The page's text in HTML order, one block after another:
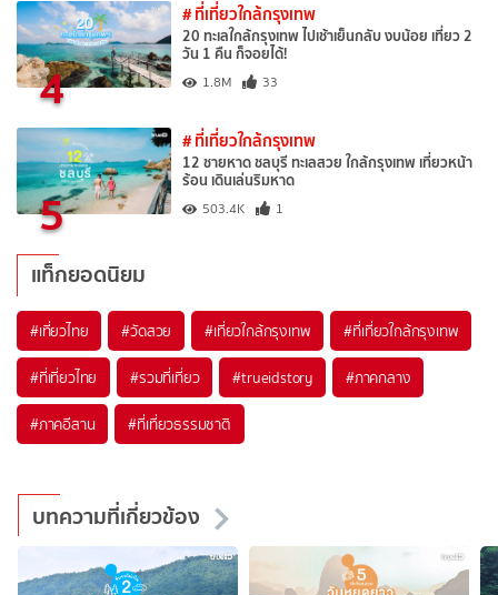
4
# ที่เที่ยวใกล้กรุงเทพ
20 ทะเลใกล้กรุงเทพ ไปเช้าเย็นกลับ งบน้อย เที่ยว 2
วัน 1 คืน ก็จอยได้!
1.8M 33
5
# ที่เที่ยวใกล้กรุงเทพ
12 ชายหาด ชลบุรี ทะเลสวย ใกล้กรุงเทพ เที่ยวหน้า
ร้อน เดินเล่นริมหาด
503.4K 1
แท็กยอดนิยม
#เที่ยวไทย #วัดสวย #เที่ยวใกล้กรุงเทพ #ที่เที่ยวใกล้กรุงเทพ
#ที่เที่ยวไทย #รวมที่เที่ยว #trueidstory #ภาคกลาง
#ภาคอีสาน #ที่เที่ยวธรรมชาติ
บทความที่เกี่ยวข้อง